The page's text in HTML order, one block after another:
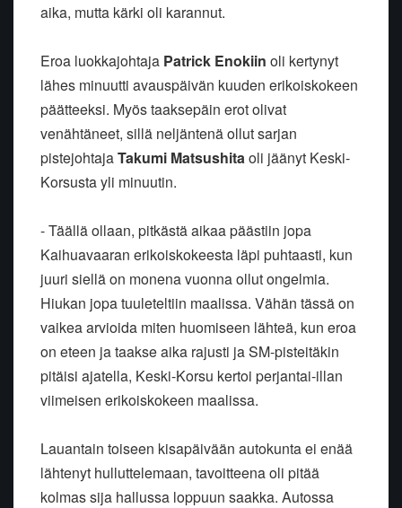
aika, mutta kärki oli karannut.
Eroa luokkajohtaja Patrick Enokiin oli kertynyt
lähes minuutti avauspäivän kuuden erikoiskokeen
päätteeksi. Myös taaksepäin erot olivat
venähtäneet, sillä neljäntenä ollut sarjan
pistejohtajaTakumi Matsushitaoli jäänyt Keski-
Korsusta yli minuutin.
- Täällä ollaan, pitkästä aikaa päästiin jopa
Kaihuavaaran erikoiskokeesta läpi puhtaasti, kun
juuri siellä on monena vuonna ollut ongelmia.
Hiukan jopa tuuleteltiin maalissa. Vähän tässä on
vaikea arvioida miten huomiseen lähteä, kun eroa
on eteen ja taakse aika rajusti ja SM-pisteitäkin
pitäisi ajatella, Keski-Korsu kertoi perjantai-illan
viimeisen erikoiskokeen maalissa.
Lauantain toiseen kisapäivään autokunta ei enää
lähtenyt hulluttelemaan, tavoitteena oli pitää
kolmas sija hallussa loppuun saakka. Autossa